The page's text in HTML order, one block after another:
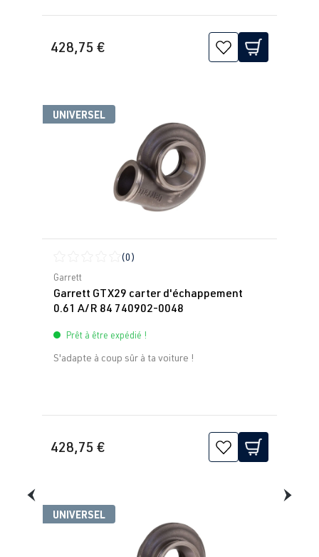
428,75 €
UNIVERSEL
Note moyenne de 0 sur 5 étoiles
(0)
Garrett
Garrett GTX29 carter d'échappement
0.61 A/R 84 740902-0048
Prêt à être expédié !
S'adapte à coup sûr à ta voiture !
428,75 €
UNIVERSEL